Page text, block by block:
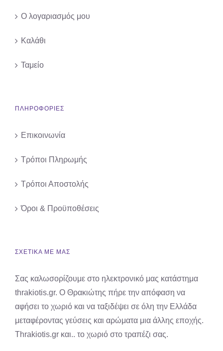
Ο λογαριασμός μου
Καλάθι
Ταμείο
ΠΛΗΡΟΦΟΡΙΕΣ
Επικοινωνία
Τρόποι Πληρωμής
Τρόποι Αποστολής
Όροι & Προϋποθέσεις
ΣΧΕΤΙΚΑ ΜΕ ΜΑΣ
Σας καλωσορίζουμε στο ηλεκτρονικό μας κατάστημα
thrakiotis.gr. Ο Θρακιώτης πήρε την απόφαση να
αφήσει το χωριό και να ταξιδέψει σε όλη την Ελλάδα
μεταφέροντας γεύσεις και αρώματα μια άλλης εποχής.
Thrakiotis.gr και.. το χωριό στο τραπέζι σας.